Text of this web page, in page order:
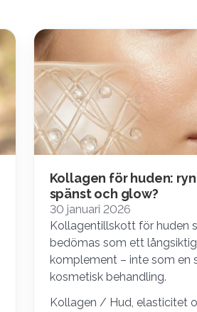
Kollagen för huden:
spänst och glow?
30 januari 2026
Kollagentillskott för huden
bedömas som ett
komplement – inte som en
kosmetisk behandling.
Kollagen / Hud, elasticitet